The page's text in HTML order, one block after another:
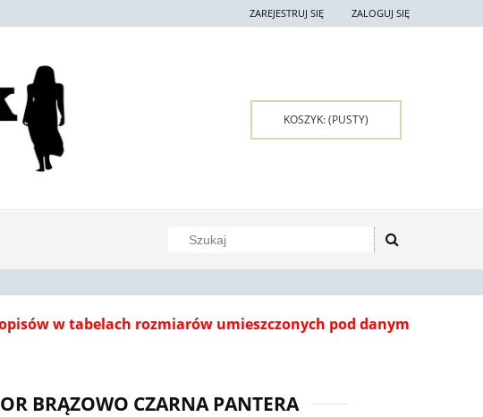
ZAREJESTRUJ SIĘ ZALOGUJ SIĘ
KOSZYK:(PUSTY)
w tabelach rozmiarów umieszczonych pod danym
BRĄZOWO CZARNA PANTERA